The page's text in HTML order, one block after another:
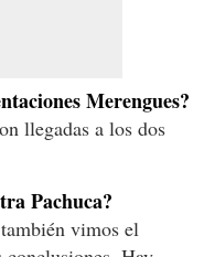
Merengues?
llegadas a los dos
Pachuca?
vimos el